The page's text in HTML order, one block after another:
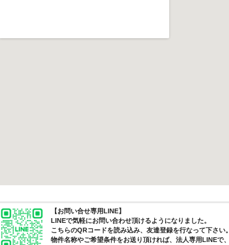
【お問い合せ専用LINE】
LINEで気軽にお問い合わせ頂けるようになりました。
こちらのQRコードを読み込み、友達登録を行なって下さい。
物件名称やご希望条件をお送り頂ければ、法人専用LINEで、